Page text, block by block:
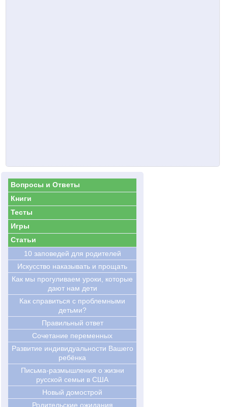
Вопросы и Ответы
Книги
Тесты
Игры
Статьи
10 заповедей для родителей
Искусство наказывать и прощать
Как мы прогуливаем уроки, которые
дают нам дети
Как справиться с проблемными
детьми?
Правильный ответ
Сочетание переменных
Развитие индивидуальности Вашего
ребёнка
Письма-размышления о жизни
русской семьи в США
Новый домострой
Родительские ожидания